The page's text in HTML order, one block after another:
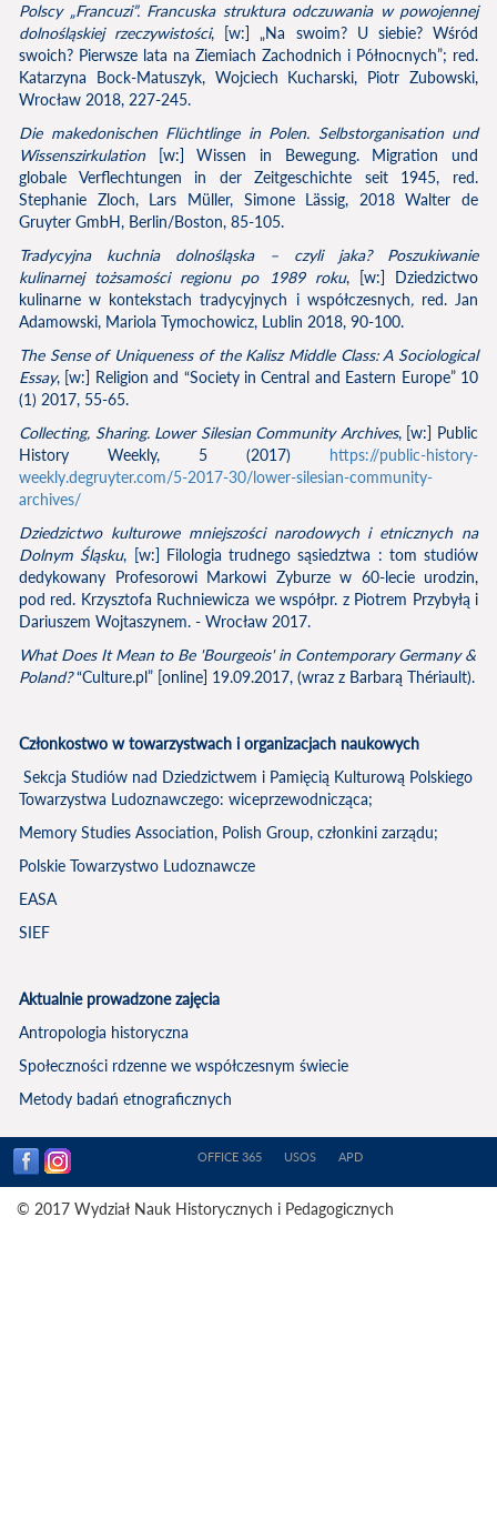
Polscy „Francuzi”. Francuska struktura odczuwania w powojennej
dolnośląskiej rzeczywistości, [w:] „Na swoim? U siebie? Wśród
swoich? Pierwsze lata na Ziemiach Zachodnich i Północnych”; red.
Katarzyna Bock-Matuszyk, Wojciech Kucharski, Piotr Zubowski,
Wrocław 2018, 227-245.
Die makedonischen Flüchtlinge in Polen. Selbstorganisation und
Wissenszirkulation[w:] Wissen in Bewegung. Migration und
globale Verflechtungen in der Zeitgeschichte seit 1945, red.
Stephanie Zloch, Lars Müller, Simone Lässig, 2018 Walter de
Gruyter GmbH, Berlin/Boston, 85-105.
Tradycyjna kuchnia dolnośląska – czyli jaka? Poszukiwanie
kulinarnej tożsamości regionu po 1989 roku, [w:] Dziedzictwo
kulinarne w kontekstach tradycyjnych i współczesnych, red. Jan
Adamowski, Mariola Tymochowicz, Lublin 2018, 90-100.
The Sense of Uniqueness of the Kalisz Middle Class: A Sociological
Essay, [w:] Religion and “Society in Central and Eastern Europe” 10
(1) 2017, 55-65.
Collecting, Sharing. Lower Silesian Community Archives, [w:] Public
History Weekly, 5 (2017) https://public-history-
weekly.degruyter.com/5-2017-30/lower-silesian-community-
archives/
Dziedzictwo kulturowe mniejszości narodowych i etnicznych na
Dolnym Śląsku, [w:] Filologia trudnego sąsiedztwa : tom studiów
dedykowany Profesorowi Markowi Zyburze w 60-lecie urodzin,
pod red. Krzysztofa Ruchniewicza we współpr. z Piotrem Przybyłą i
Dariuszem Wojtaszynem. - Wrocław 2017.
What Does It Mean to Be 'Bourgeois' in Contemporary Germany &
Poland?“Culture.pl” [online] 19.09.2017, (wraz z Barbarą Thériault).
Członkostwo w towarzystwach i organizacjach naukowych
Sekcja Studiów nad Dziedzictwem i Pamięcią Kulturową Polskiego
Towarzystwa Ludoznawczego: wiceprzewodnicząca;
Memory Studies Association, Polish Group, członkini zarządu;
Polskie Towarzystwo Ludoznawcze
EASA
SIEF
Aktualnie prowadzone zajęcia
Antropologia historyczna
Społeczności rdzenne we współczesnym świecie
Metody badań etnograficznych
OFFICE 365 USOS APD
© 2017 Wydział Nauk Historycznych i Pedagogicznych